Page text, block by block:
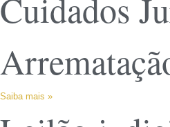
Cuidados
Saiba mais »